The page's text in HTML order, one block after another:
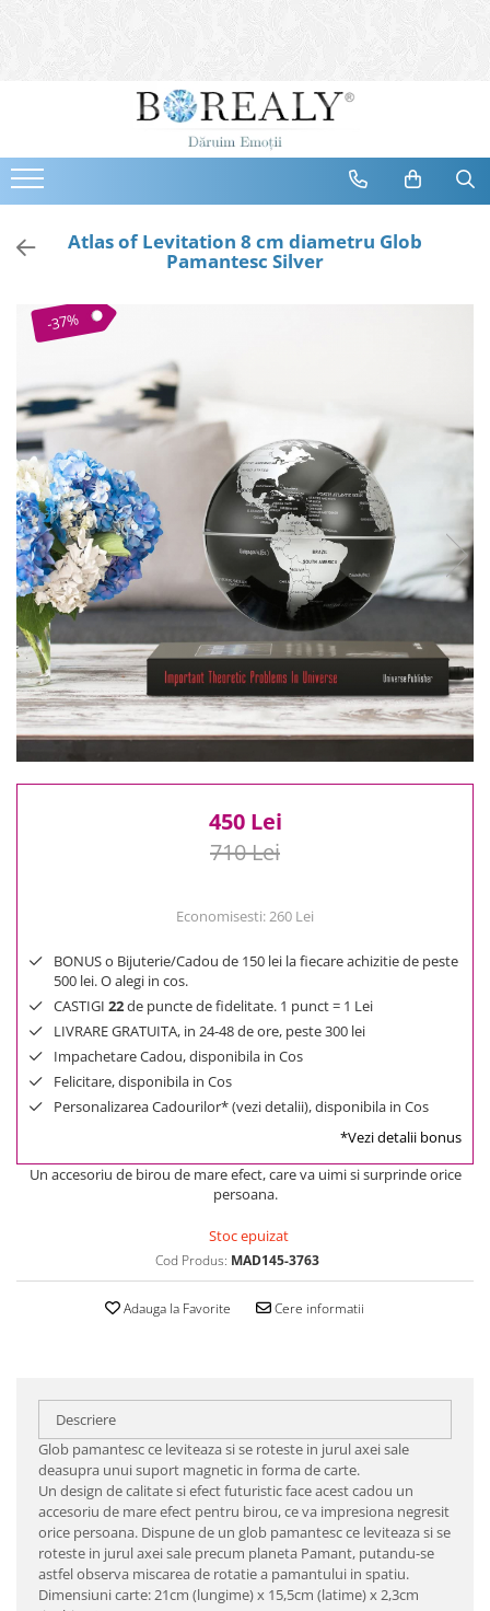
Bijuterii
Cercei
Bratari
Coliere
Tiare
Bijuterii Femei
Bijuterii Copii
Bijuterii Mirese
Selectii
Reduceri
Cele mai noi
Cele mai vandute
Cele mai votate
Cu video
Pret
0 Lei - 100 Lei
100 Lei - 200 Lei
200 Lei - 300 Lei
300 Lei - 500 Lei
Atlas of Levitation 8 cm diametru Glob
Pamantesc Silver
-37%
450 Lei
710 Lei
Economisesti:260 Lei
BONUS o Bijuterie/Cadou de 150 lei la fiecare achizitie de peste
500 lei. O alegi in cos.
CASTIGI 22de puncte de fidelitate. 1 punct = 1 Lei
LIVRARE GRATUITA, in 24-48 de ore, peste 300 lei
Impachetare Cadou, disponibila in Cos
Felicitare, disponibila in Cos
Personalizarea Cadourilor* (vezi detalii), disponibila in Cos
*Vezi detalii bonus
Un accesoriu de birou de mare efect, care va uimi si surprinde orice
persoana.
Stoc epuizat
Cod Produs: MAD145-3763
Adauga la Favorite Cere informatii
Descriere
Glob pamantesc ce leviteaza si se roteste in jurul axei sale
deasupra unui suport magnetic in forma de carte.
Un design de calitate si efect futuristic face acest cadou un
accesoriu de mare efect pentru birou, ce va impresiona negresit
orice persoana. Dispune de un glob pamantesc ce leviteaza si se
roteste in jurul axei sale precum planeta Pamant, putandu-se
astfel observa miscarea de rotatie a pamantului in spatiu.
Dimensiuni carte: 21cm (lungime) x 15,5cm (latime) x 2,3cm